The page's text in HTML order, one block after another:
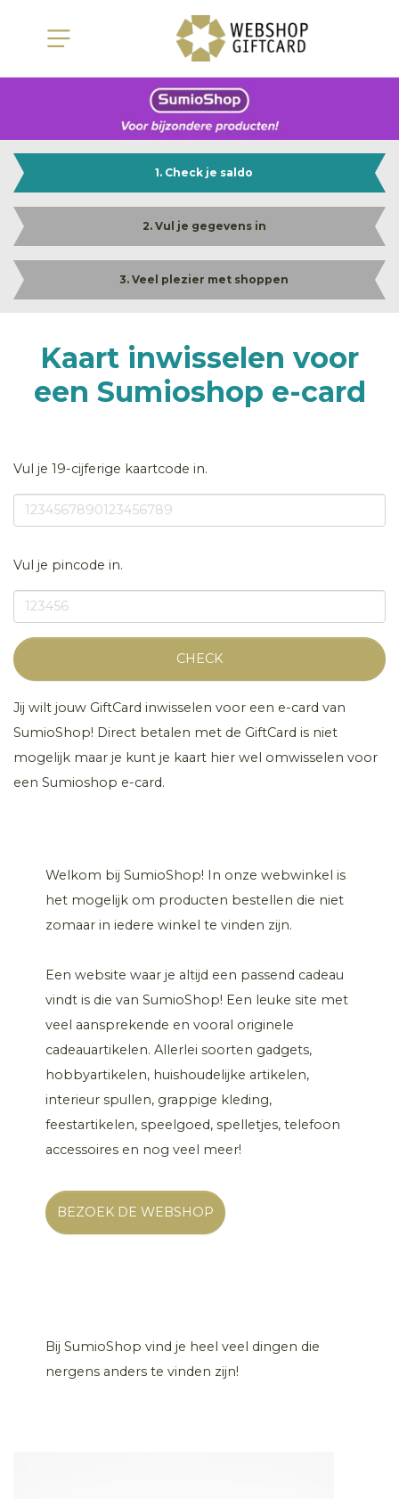
1. Check je saldo
2. Vul je gegevens in
3. Veel plezier met shoppen
Kaart inwisselen voor
een Sumioshop e-card
Vul je 19-cijferige kaartcode in.
Vul je pincode in.
CHECK
Jij wilt jouw GiftCard inwisselen voor een e-card van
SumioShop! Direct betalen met de GiftCard is niet
mogelijk maar je kunt je kaart hier wel omwisselen voor
een Sumioshop e-card.
Welkom bij SumioShop! In onze webwinkel is
het mogelijk om producten bestellen die niet
zomaar in iedere winkel te vinden zijn.
Een website waar je altijd een passend cadeau
vindt is die van SumioShop! Een leuke site met
veel aansprekende en vooral originele
cadeauartikelen. Allerlei soorten gadgets,
hobbyartikelen, huishoudelijke artikelen,
interieur spullen, grappige kleding,
feestartikelen, speelgoed, spelletjes, telefoon
accessoires en nog veel meer!
BEZOEK DE WEBSHOP
Bij SumioShop vind je heel veel dingen die
nergens anders te vinden zijn!